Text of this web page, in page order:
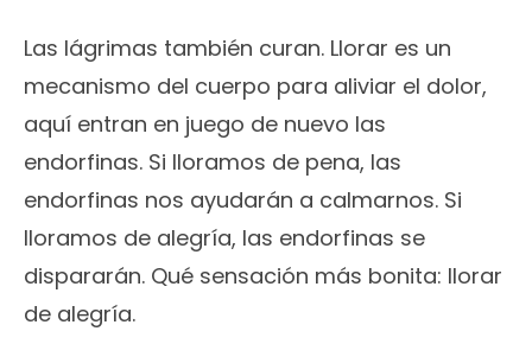
Las lágrimas también curan. Llorar es un
mecanismo del cuerpo para aliviar el dolor,
aquí entran en juego de nuevo las
endorfinas. Si lloramos de pena, las
endorfinas nos ayudarán a calmarnos. Si
lloramos de alegría, las endorfinas se
dispararán. Qué sensación más bonita: llorar
de alegría.